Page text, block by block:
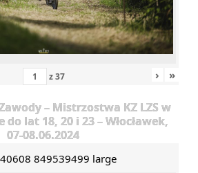
z37 › »
– Mistrzostwa KZ LZS w
lat 18, 20 i 23 – Włocławek,
07-08.06.2024
849539499 large